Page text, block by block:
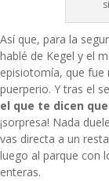
Así que, para la
hablé de Kegel y el
episiotomía, que fue
puerperio. Y tras el
el que te dicen
¡sorpresa! Nada
vas directa a un
luego al parque con
enteras.